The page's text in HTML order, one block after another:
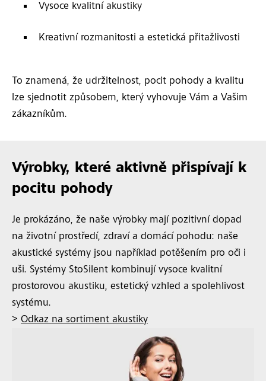
Vysoce kvalitní akustiky
Kreativní rozmanitosti a estetická přitažlivosti
To znamená, že udržitelnost, pocit pohody a kvalitu
lze sjednotit způsobem, který vyhovuje Vám a Vašim
zákazníkům.
Výrobky, které aktivně přispívají k
pocitu pohody
Je prokázáno, že naše výrobky mají pozitivní dopad
na životní prostředí, zdraví a domácí pohodu: naše
akustické systémy jsou například potěšením pro oči i
uši. Systémy StoSilent kombinují vysoce kvalitní
prostorovou akustiku, estetický vzhled a spolehlivost
systému.
> Odkaz na sortiment akustiky